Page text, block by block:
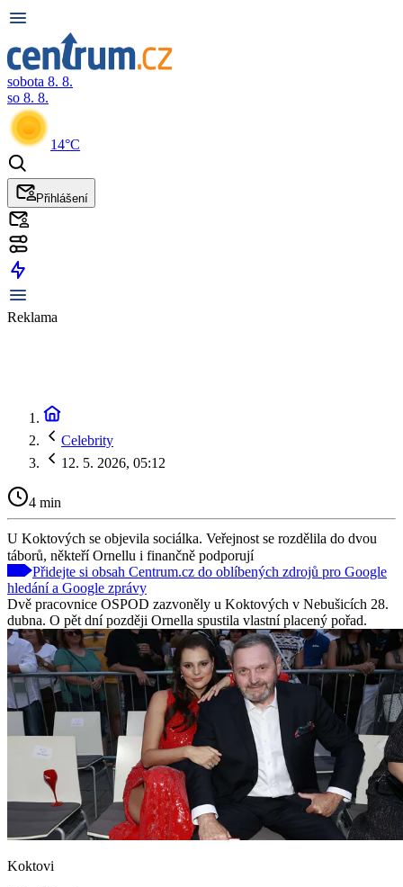
sobota 8. 8.
so 8. 8.
14°C
Přihlášení
Reklama
Celebrity
12. 5. 2026, 05:12
4 min
U Koktových se objevila sociálka. Veřejnost se rozdělila do dvou
táborů, někteří Ornellu i finančně podporují
Přidejte si obsah Centrum.cz do oblíbených zdrojů pro Google
hledání a Google zprávy
Dvě pracovnice OSPOD zazvoněly u Koktových v Nebušicích 28.
dubna. O pět dní později Ornella spustila vlastní placený pořad.
Koktovi